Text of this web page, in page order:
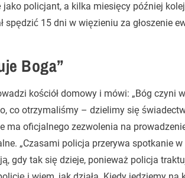
policjant, a kilka miesięcy później
15 dni w więzieniu za głoszenie
Boga”
kościół domowy i mówi: „Bóg czyni
co otrzymaliśmy – dzielimy się
ma oficjalnego zezwolenia na
„Czasami policja przerywa spotkanie
gdy tak się dzieje, ponieważ policja